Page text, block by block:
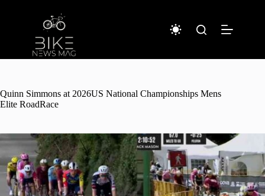
キ
ッ
Quinn Simmons at 2026US National Championships Mens
Elite RoadRace